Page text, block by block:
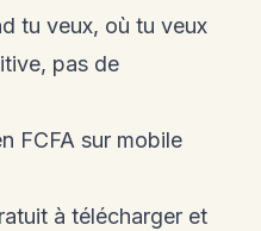
tu veux, où tu veux
pas de
FCFA sur mobile
à télécharger et